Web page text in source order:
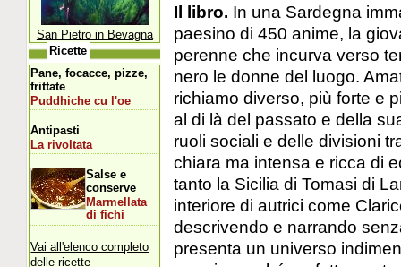
Il libro. In una Sardegna
paesino di 450 anime, la
perenne che incurva verso
nero le donne del luogo.
richiamo diverso, più forte e
al di là del passato e della
ruoli sociali e delle divisioni
chiara ma intensa e ricca di
tanto la Sicilia di Tomasi di
interiore di autrici come
descrivendo e narrando
presenta un universo
San Pietro in Bevagna
Ricette
Pane, focacce, pizze,
frittate
Puddhiche cu l'oe
Antipasti
La rivoltata
Salse e
conserve
Marmellata
di fichi
Vai all'elenco completo
delle ricette